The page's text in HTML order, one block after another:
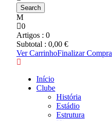
0
Artigos : 0
Subtotal : 0,00 €
Ver CarrinhoFinalizar Compra
Início
Clube
História
Estádio
Estrutura